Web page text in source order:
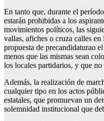
En tanto que, durante el
estarán prohibidas a los
movimientos políticos, las
vallas, afiches o cruza calles
propuesta de precandidaturao
menos que las mismas sean
los locales partidarios, y que
Además, la realización de
cualquier tipo en los actos
estatales, que promuevan un
solemnidad institucional que